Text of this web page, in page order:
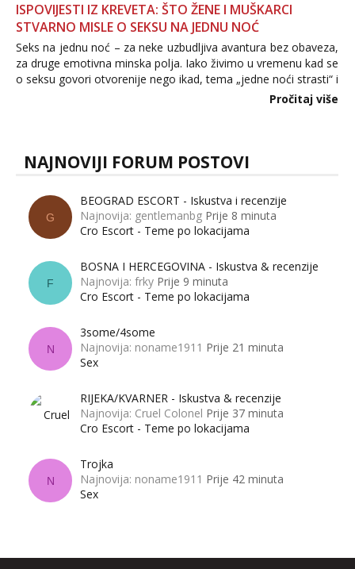
ISPOVIJESTI IZ KREVETA: ŠTO ŽENE I MUŠKARCI
STVARNO MISLE O SEKSU NA JEDNU NOĆ
Seks na jednu noć – za neke uzbudljiva avantura bez obaveza,
za druge emotivna minska polja. Iako živimo u vremenu kad se
o seksu govori otvorenije nego ikad, tema „jedne noći strasti“ i
dalje izaziva burne rasprave. Što zapravo misle žene, a što
Pročitaj više
NAJNOVIJI FORUM POSTOVI
G
BEOGRAD ESCORT - Iskustva i recenzije
Najnovija: gentlemanbg Prije 8 minuta
Cro Escort - Teme po lokacijama
F
BOSNA I HERCEGOVINA - Iskustva & recenzije
Najnovija: frky Prije 9 minuta
Cro Escort - Teme po lokacijama
N
3some/4some
Najnovija: noname1911 Prije 21 minuta
Sex
RIJEKA/KVARNER - Iskustva & recenzije
Najnovija: Cruel Colonel Prije 37 minuta
Cro Escort - Teme po lokacijama
N
Trojka
Najnovija: noname1911 Prije 42 minuta
Sex